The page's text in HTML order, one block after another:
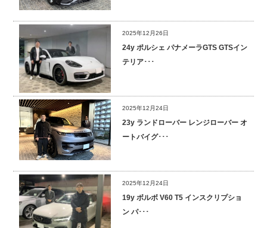
2025年12月26日
24y ポルシェ パナメーラGTS GTSイン
テリア･･･
2025年12月24日
23y ランドローバー レンジローバー オ
ートバイグ･･･
2025年12月24日
19y ボルボ V60 T5 インスクリプショ
ン パ･･･